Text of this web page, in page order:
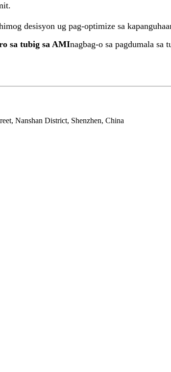
desisyon ug pag-optimize sa
sa tubig sa AMInagbag-o sa pagdumala sa
Nanshan District, Shenzhen, China